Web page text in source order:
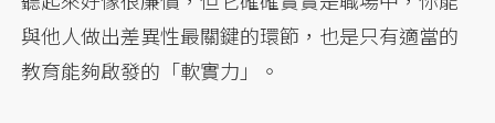
與他人做出差異性最關鍵的環節，也是只有適當的
教育能夠啟發的「軟實力」。